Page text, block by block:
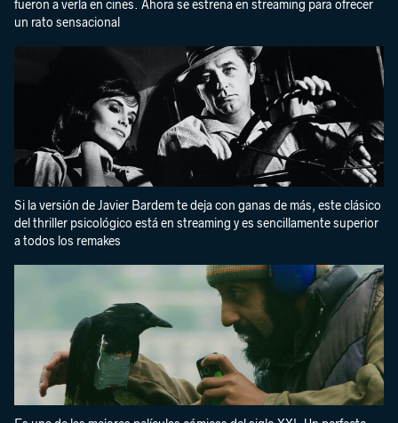
fueron a verla en cines. Ahora se estrena en streaming para ofrecer
un rato sensacional
Si la versión de Javier Bardem te deja con ganas de más, este clásico
del thriller psicológico está en streaming y es sencillamente superior
a todos los remakes